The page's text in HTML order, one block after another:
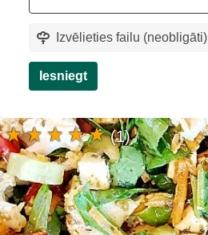
Izvēlieties failu (neobligāti)
Iesniegt
(1)